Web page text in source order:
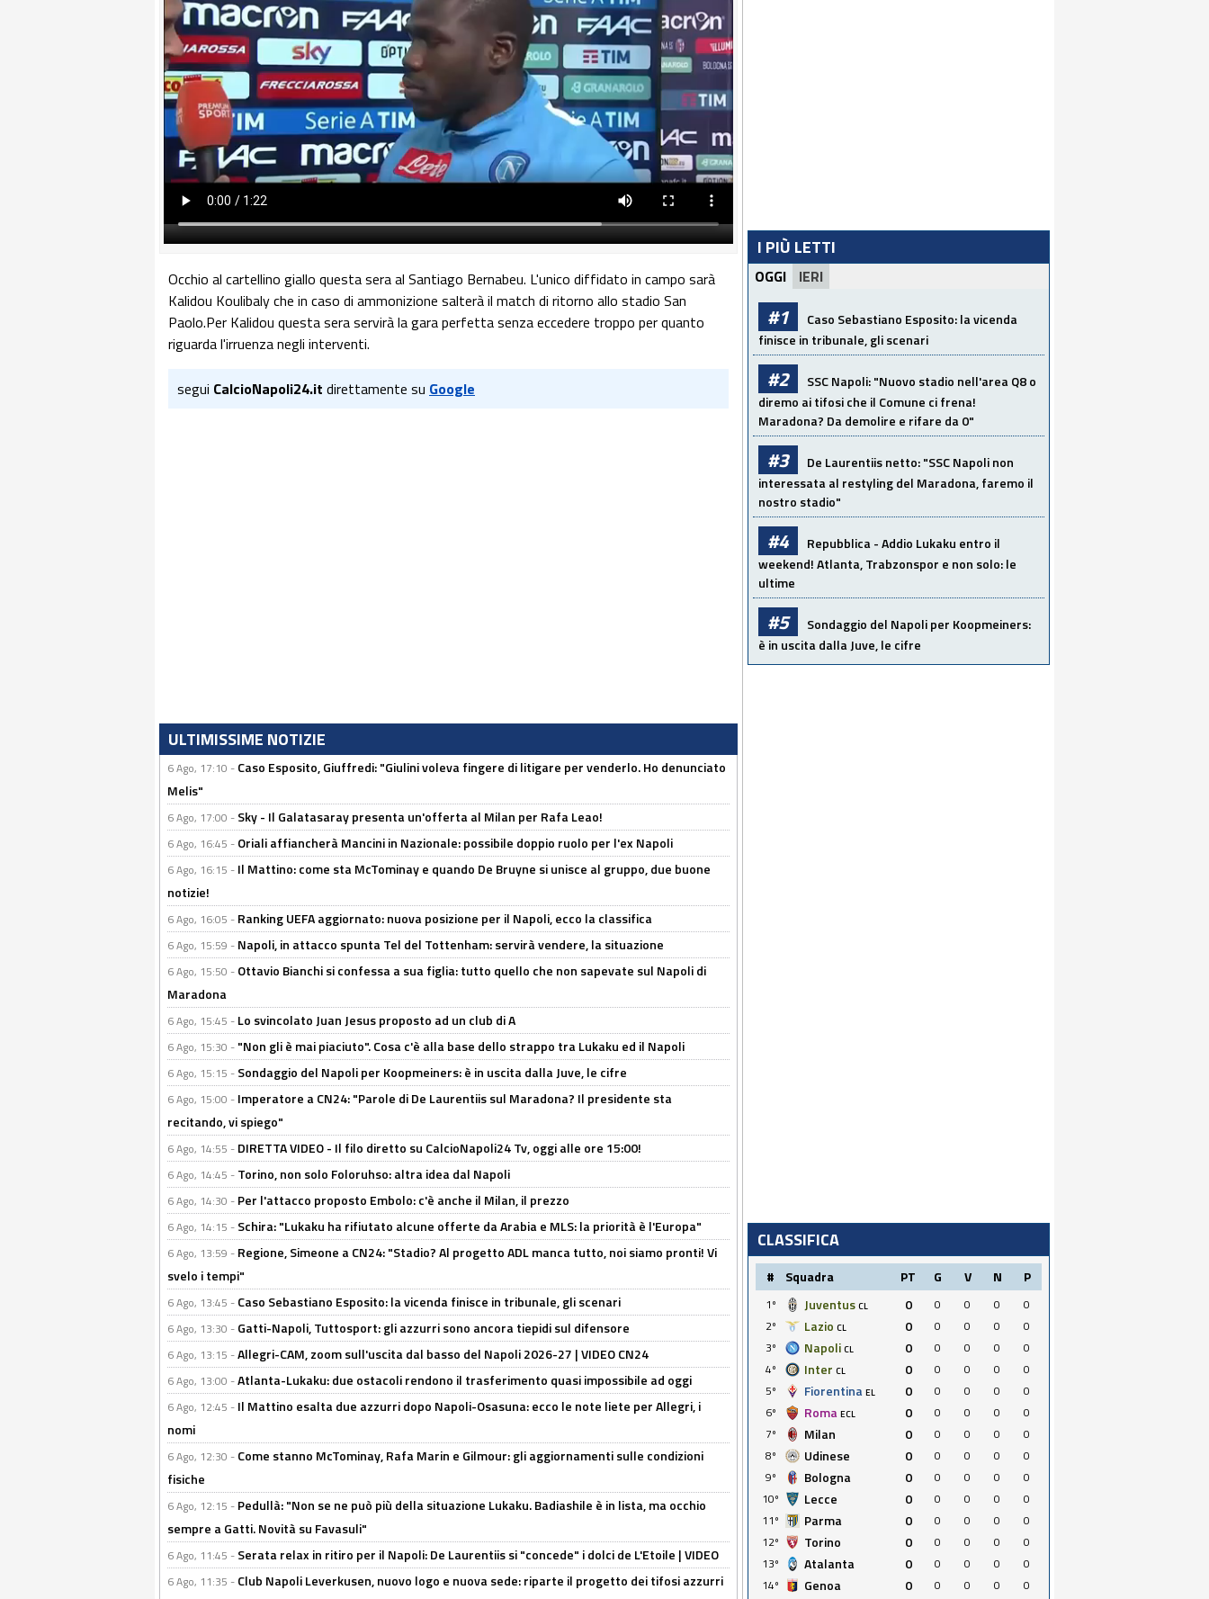
Occhio al cartellino giallo questa sera al Santiago Bernabeu. L'unico diffidato in campo sarà
Kalidou Koulibaly che in caso di ammonizione salterà il match di ritorno allo stadio San
Paolo.Per Kalidou questa sera servirà la gara perfetta senza eccedere troppo per quanto
riguarda l'irruenza negli interventi.
segui CalcioNapoli24.it direttamente su Google
ULTIMISSIME NOTIZIE
6 Ago, 17:10 - Caso Esposito, Giuffredi: "Giulini voleva fingere di litigare per venderlo. Ho denunciato
Melis"
6 Ago, 17:00 - Sky - Il Galatasaray presenta un'offerta al Milan per Rafa Leao!
6 Ago, 16:45 - Oriali affiancherà Mancini in Nazionale: possibile doppio ruolo per l'ex Napoli
6 Ago, 16:15 - Il Mattino: come sta McTominay e quando De Bruyne si unisce al gruppo, due buone
notizie!
6 Ago, 16:05 - Ranking UEFA aggiornato: nuova posizione per il Napoli, ecco la classifica
6 Ago, 15:59 - Napoli, in attacco spunta Tel del Tottenham: servirà vendere, la situazione
6 Ago, 15:50 - Ottavio Bianchi si confessa a sua figlia: tutto quello che non sapevate sul Napoli di
Maradona
6 Ago, 15:45 - Lo svincolato Juan Jesus proposto ad un club di A
6 Ago, 15:30 - "Non gli è mai piaciuto". Cosa c'è alla base dello strappo tra Lukaku ed il Napoli
6 Ago, 15:15 - Sondaggio del Napoli per Koopmeiners: è in uscita dalla Juve, le cifre
6 Ago, 15:00 - Imperatore a CN24: "Parole di De Laurentiis sul Maradona? Il presidente sta
recitando, vi spiego"
6 Ago, 14:55 - DIRETTA VIDEO - Il filo diretto su CalcioNapoli24 Tv, oggi alle ore 15:00!
6 Ago, 14:45 - Torino, non solo Foloruhso: altra idea dal Napoli
6 Ago, 14:30 - Per l'attacco proposto Embolo: c'è anche il Milan, il prezzo
6 Ago, 14:15 - Schira: "Lukaku ha rifiutato alcune offerte da Arabia e MLS: la priorità è l'Europa"
6 Ago, 13:59 - Regione, Simeone a CN24: "Stadio? Al progetto ADL manca tutto, noi siamo pronti! Vi
svelo i tempi"
6 Ago, 13:45 - Caso Sebastiano Esposito: la vicenda finisce in tribunale, gli scenari
6 Ago, 13:30 - Gatti-Napoli, Tuttosport: gli azzurri sono ancora tiepidi sul difensore
6 Ago, 13:15 -Allegri-CAM, zoom sull'uscita dal basso del Napoli 2026-27 | VIDEO CN24
6 Ago, 13:00 -Atlanta-Lukaku: due ostacoli rendono il trasferimento quasi impossibile ad oggi
6 Ago, 12:45 - Il Mattino esalta due azzurri dopo Napoli-Osasuna: ecco le note liete per Allegri, i
nomi
6 Ago, 12:30 - Come stanno McTominay, Rafa Marin e Gilmour: gli aggiornamenti sulle condizioni
fisiche
6 Ago, 12:15 - Pedullà: "Non se ne può più della situazione Lukaku. Badiashile è in lista, ma occhio
sempre a Gatti. Novità su Favasuli"
6 Ago, 11:45 - Serata relax in ritiro per il Napoli: De Laurentiis si "concede" i dolci de L'Etoile | VIDEO
6 Ago, 11:35 - Club Napoli Leverkusen, nuovo logo e nuova sede: riparte il progetto dei tifosi azzurri
I PIÙ LETTI
OGGI IERI
#1
Caso Sebastiano Esposito: la vicenda
finisce in tribunale, gli scenari
#2
SSC Napoli: "Nuovo stadio nell'area Q8 o
diremo ai tifosi che il Comune ci frena!
Maradona? Da demolire e rifare da 0"
#3
De Laurentiis netto: "SSC Napoli non
interessata al restyling del Maradona, faremo il
nostro stadio"
#4
Repubblica - Addio Lukaku entro il
weekend! Atlanta, Trabzonspor e non solo: le
ultime
#5
Sondaggio del Napoli per Koopmeiners:
è in uscita dalla Juve, le cifre
CLASSIFICA
# Squadra PT G V N P
1º Juventus CL 0 0 0 0
0
2º
Lazio CL 0 0 0 0
0
3º
Napoli CL 0 0 0 0
0
4º
Inter CL 0 0 0 0
0
5º
Fiorentina EL 0 0 0 0
0
6º
Roma ECL 0 0 0 0
0
7º
Milan 0 0 0 0
0
8º
Udinese 0 0 0 0
0
9º
Bologna 0 0 0 0
0
10º
Lecce 0 0 0 0
0
11º
Parma 0 0 0 0
0
12º
Torino 0 0 0 0
0
13º
Atalanta 0 0 0 0
0
14º
Genoa 0 0 0 0
0